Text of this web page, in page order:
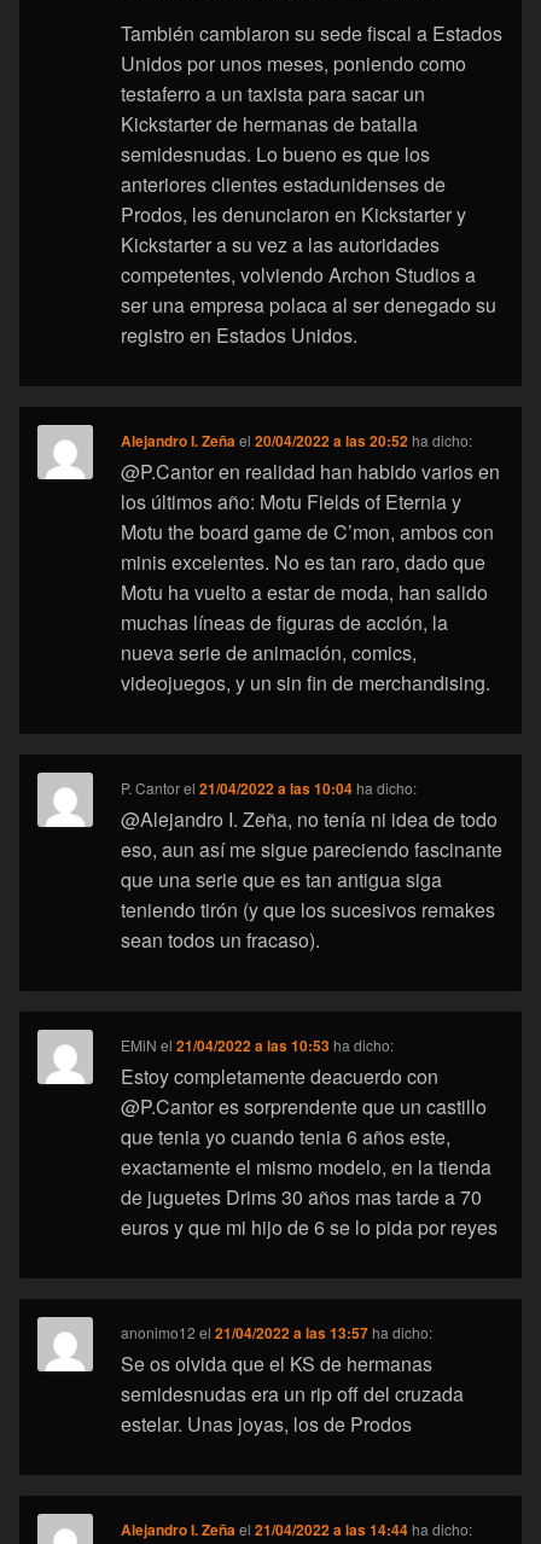
También cambiaron su sede fiscal a Estados
Unidos por unos meses, poniendo como
testaferro a un taxista para sacar un
Kickstarter de hermanas de batalla
semidesnudas. Lo bueno es que los
anteriores clientes estadunidenses de
Prodos, les denunciaron en Kickstarter y
Kickstarter a su vez a las autoridades
competentes, volviendo Archon Studios a
ser una empresa polaca al ser denegado su
registro en Estados Unidos.
Alejandro I. Zeñael20/04/2022 a las 20:52 ha dicho:
@P.Cantor en realidad han habido varios en
los últimos año: Motu Fields of Eternia y
Motu the board game de C’mon, ambos con
minis excelentes. No es tan raro, dado que
Motu ha vuelto a estar de moda, han salido
muchas líneas de figuras de acción, la
nueva serie de animación, comics,
videojuegos, y un sin fin de merchandising.
P. Cantorel21/04/2022 a las 10:04 ha dicho:
@Alejandro I. Zeña, no tenía ni idea de todo
eso, aun así me sigue pareciendo fascinante
que una serie que es tan antigua siga
teniendo tirón (y que los sucesivos remakes
sean todos un fracaso).
EMiN el21/04/2022 a las 10:53 ha dicho:
Estoy completamente deacuerdo con
@P.Cantor es sorprendente que un castillo
que tenia yo cuando tenia 6 años este,
exactamente el mismo modelo, en la tienda
de juguetes Drims 30 años mas tarde a 70
euros y que mi hijo de 6 se lo pida por reyes
anonimo12 el21/04/2022 a las 13:57 ha dicho:
Se os olvida que el KS de hermanas
semidesnudas era un rip off del cruzada
estelar. Unas joyas, los de Prodos
Alejandro I. Zeñael21/04/2022 a las 14:44 ha dicho: